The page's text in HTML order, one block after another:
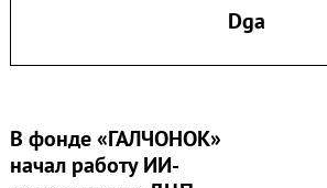
Dga
В фонде «ГАЛЧОНОК»
начал работу ИИ-